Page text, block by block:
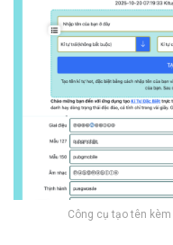
Công cụ tạo tên